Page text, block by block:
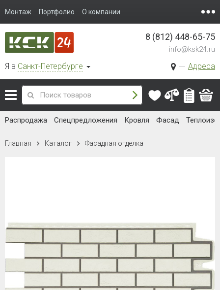
Монтаж Портфолио О компании
Я в Санкт-Петербурге Адреса
8 (812) 448-65-75
info@ksk24.ru
Распродажа Спецпредложения Кровля Фасад
Главная Каталог Фасадная отделка